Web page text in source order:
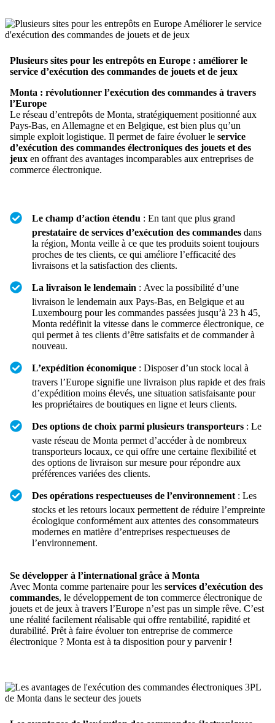
Plusieurs sites pour les entrepôts en Europe : améliorer le
service d’exécution des commandes de jouets et de jeux
Monta : révolutionner l’exécution des commandes à travers
l’Europe
Le réseau d’entrepôts de Monta, stratégiquement positionné aux
Pays-Bas, en Allemagne et en Belgique, est bien plus qu’un
simple exploit logistique. Il permet de faire évoluer le service
d’exécution des commandes électroniques des jouets et des
jeux en offrant des avantages incomparables aux entreprises de
commerce électronique.
Le champ d’action étendu : En tant que plus grand
prestataire de services d’exécution des commandes dans
la région, Monta veille à ce que tes produits soient toujours
proches de tes clients, ce qui améliore l’efficacité des
livraisons et la satisfaction des clients.
La livraison le lendemain : Avec la possibilité d’une
livraison le lendemain aux Pays-Bas, en Belgique et au
Luxembourg pour les commandes passées jusqu’à 23 h 45,
Monta redéfinit la vitesse dans le commerce électronique, ce
qui permet à tes clients d’être satisfaits et de commander à
nouveau.
L’expédition économique : Disposer d’un stock local à
travers l’Europe signifie une livraison plus rapide et des frais
d’expédition moins élevés, une situation satisfaisante pour
les propriétaires de boutiques en ligne et leurs clients.
Des options de choix parmi plusieurs transporteurs : Le
vaste réseau de Monta permet d’accéder à de nombreux
transporteurs locaux, ce qui offre une certaine flexibilité et
des options de livraison sur mesure pour répondre aux
préférences variées des clients.
Des opérations respectueuses de l’environnement : Les
stocks et les retours locaux permettent de réduire l’empreinte
écologique conformément aux attentes des consommateurs
modernes en matière d’entreprises respectueuses de
l’environnement.
Se développer à l’international grâce à Monta
Avec Monta comme partenaire pour les services d’exécution des
commandes, le développement de ton commerce électronique de
jouets et de jeux à travers l’Europe n’est pas un simple rêve. C’est
une réalité facilement réalisable qui offre rentabilité, rapidité et
durabilité. Prêt à faire évoluer ton entreprise de commerce
électronique ? Monta est à ta disposition pour y parvenir !